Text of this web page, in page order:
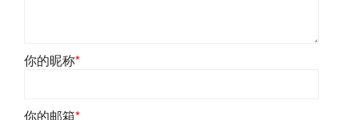
你的昵称*
你的邮箱*